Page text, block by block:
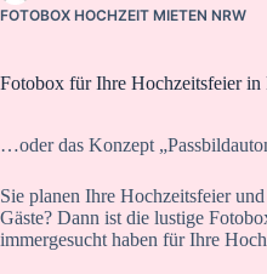
FOTOBOX HOCHZEIT MIETEN NRW
Fotobox für Ihre Hochzeitsfeier in
…oder das Konzept
Sie planen Ihre Hochzeitsfeier
Gäste? Dann ist die lustige
immergesucht haben für Ihre